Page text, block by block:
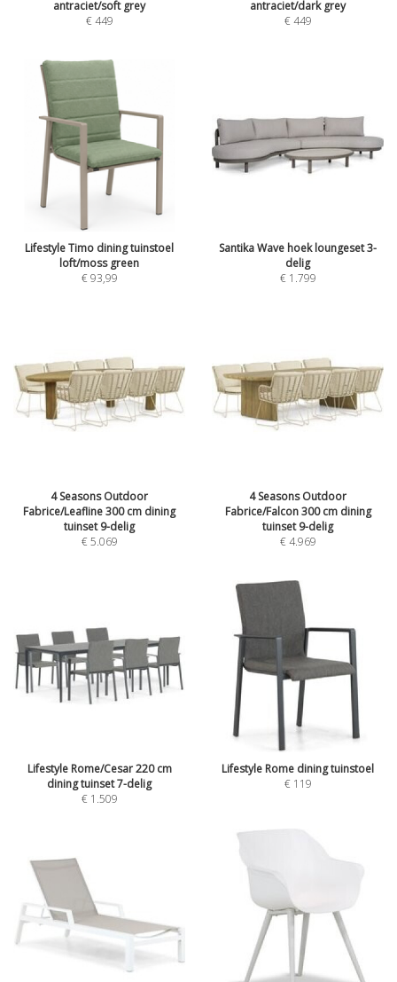
antraciet/soft grey
€449
antraciet/dark grey
€449
Lifestyle Timo dining tuinstoel
loft/moss green
€93,99
Santika Wave hoek loungeset 3-
delig
€ 1.799
4 Seasons Outdoor
Fabrice/Leafline 300 cm dining
tuinset 9-delig
€5.069
4 Seasons Outdoor
Fabrice/Falcon 300 cm dining
tuinset 9-delig
€4.969
Lifestyle Rome/Cesar 220 cm
dining tuinset 7-delig
€ 1.509
Lifestyle Rome dining tuinstoel
€ 119